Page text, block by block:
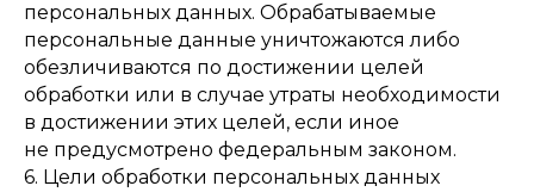
персональных данных. Обрабатываемые
персональные данные уничтожаются либо
обезличиваются по достижении целей
обработки или в случае утраты необходимости
в достижении этих целей, если иное
не предусмотрено федеральным законом.
6. Цели обработки персональных данных